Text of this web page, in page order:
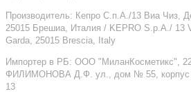
Производитель: Кепро С.п.А./13 Виа Чиз,
25015 Брешиа, Италия / KEPRO S.p.A./ 13
Garda, 25015 Brescia, Italy
Импортер в РБ: ООО "МиланКосметикс",
ФИЛИМОНОВА Д.Ф. ул., дом № 55, корпус
13